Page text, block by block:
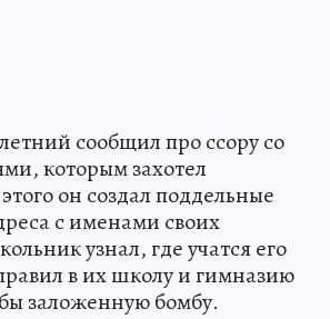
сообщил про ссору со
которым захотел
он создал поддельные
с именами своих
узнал, где учатся его
в их школу и гимназию
заложенную бомбу.